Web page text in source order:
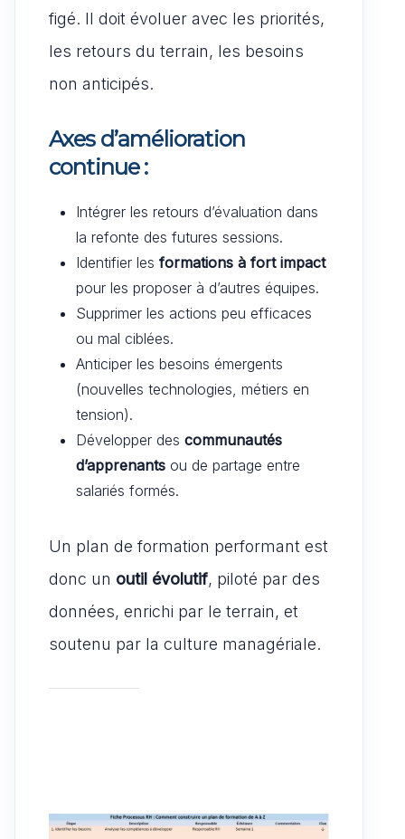
figé. Il doit évoluer avec les priorités,
les retours du terrain, les besoins
non anticipés.
Axes d’amélioration
continue :
Intégrer les retours d’évaluation dans
la refonte des futures sessions.
Identifier les formations à fort impact
pour les proposer à d’autres équipes.
Supprimer les actions peu efficaces
ou mal ciblées.
Anticiper les besoins émergents
(nouvelles technologies, métiers en
tension).
Développer des communautés
d’apprenants ou de partage entre
salariés formés.
Un plan de formation performant est
donc un outil évolutif, piloté par des
données, enrichi par le terrain, et
soutenu par la culture managériale.